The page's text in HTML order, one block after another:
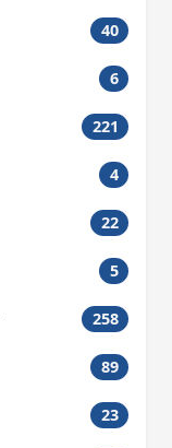
40
6
221
4
22
5
258
89
23